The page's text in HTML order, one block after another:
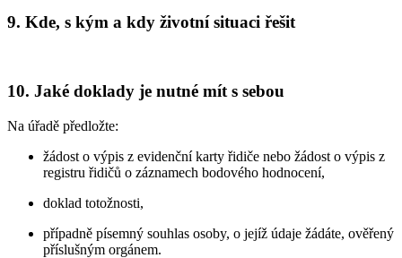
9. Kde, s kým a kdy životní situaci řešit
10. Jaké doklady je nutné mít s sebou
Na úřadě předložte:
žádost o výpis z evidenční karty řidiče nebo žádost o výpis z
registru řidičů o záznamech bodového hodnocení,
doklad totožnosti,
případně písemný souhlas osoby, o jejíž údaje žádáte, ověřený
příslušným orgánem.